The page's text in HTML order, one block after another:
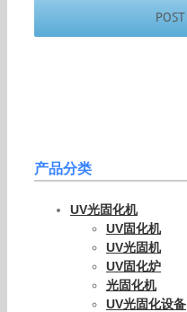
产品分类
UV光固化机
UV固化机
UV光固机
UV固化炉
光固化机
UV光固化设备